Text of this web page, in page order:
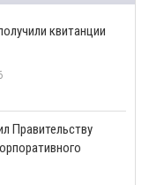
квитанции
Правительству